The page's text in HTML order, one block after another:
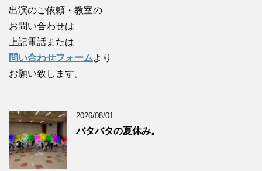
出演のご依頼・教室の
お問い合わせは
上記電話または
問い合わせフォームより
お願い致します。
2026/08/01
バタバタの夏休み。